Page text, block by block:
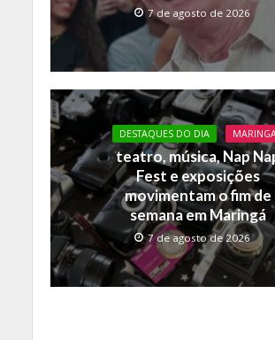
7 de agosto de 2026
DESTAQUES DO DIA
teatro, música, Nap
Fest e exposições
movimentam o fim de
semana em Maringá
7 de agosto de 2026